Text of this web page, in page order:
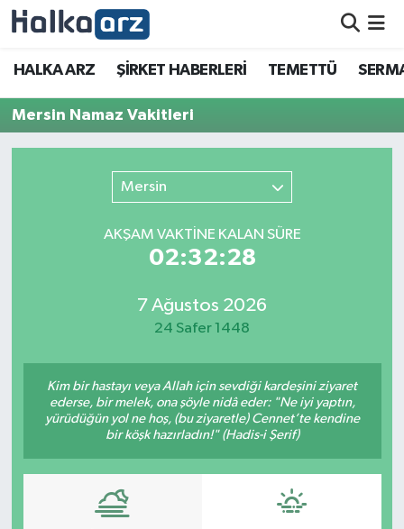
HALKA ARZ ŞİRKET HABERLERİ TEMETTÜ
Mersin Namaz Vakitleri
Mersin
AKŞAM VAKTİNE KALAN SÜRE
02:32:28
7 Ağustos 2026
24 Safer 1448
Kim bir hastayı veya Allah için sevdiği kardeşini ziyaret
ederse, bir melek, ona şöyle nidâ eder: "Ne iyi yaptın,
yürüdüğün yol ne hoş, (bu ziyaretle) Cennet’te kendine
bir köşk hazırladın!" (Hadis-i Şerif)
HALKA ARZ
SERMAYE ARTIRIMI
TEMETTÜ